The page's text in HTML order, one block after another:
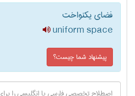
فضای یکنواخت
uniform space
پیشنهاد شما چیست؟